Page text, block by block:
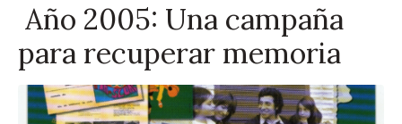
Año 2005: Una campaña
para recuperar memoria